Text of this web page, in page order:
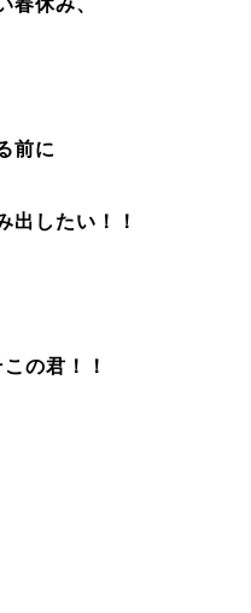
春休み、
前に
出したい！！
の君！！